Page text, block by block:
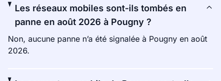
Les réseaux mobiles sont-ils tombés en
panne en août 2026 à Pougny ?
Non, aucune panne n’a été signalée à Pougny en août
2026.